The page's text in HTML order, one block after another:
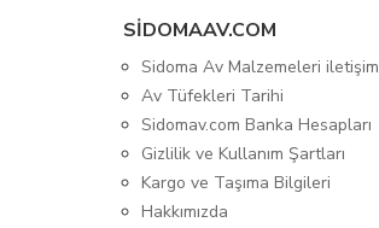
SIDOMAAV.COM
Sidoma Av Malzemeleri iletişim
Av Tüfekleri Tarihi
Sidomav.com Banka Hesapları
Gizlilik ve Kullanım Şartları
Kargo ve Taşıma Bilgileri
Hakkımızda